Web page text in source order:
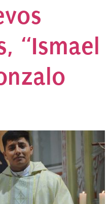
“Ismael